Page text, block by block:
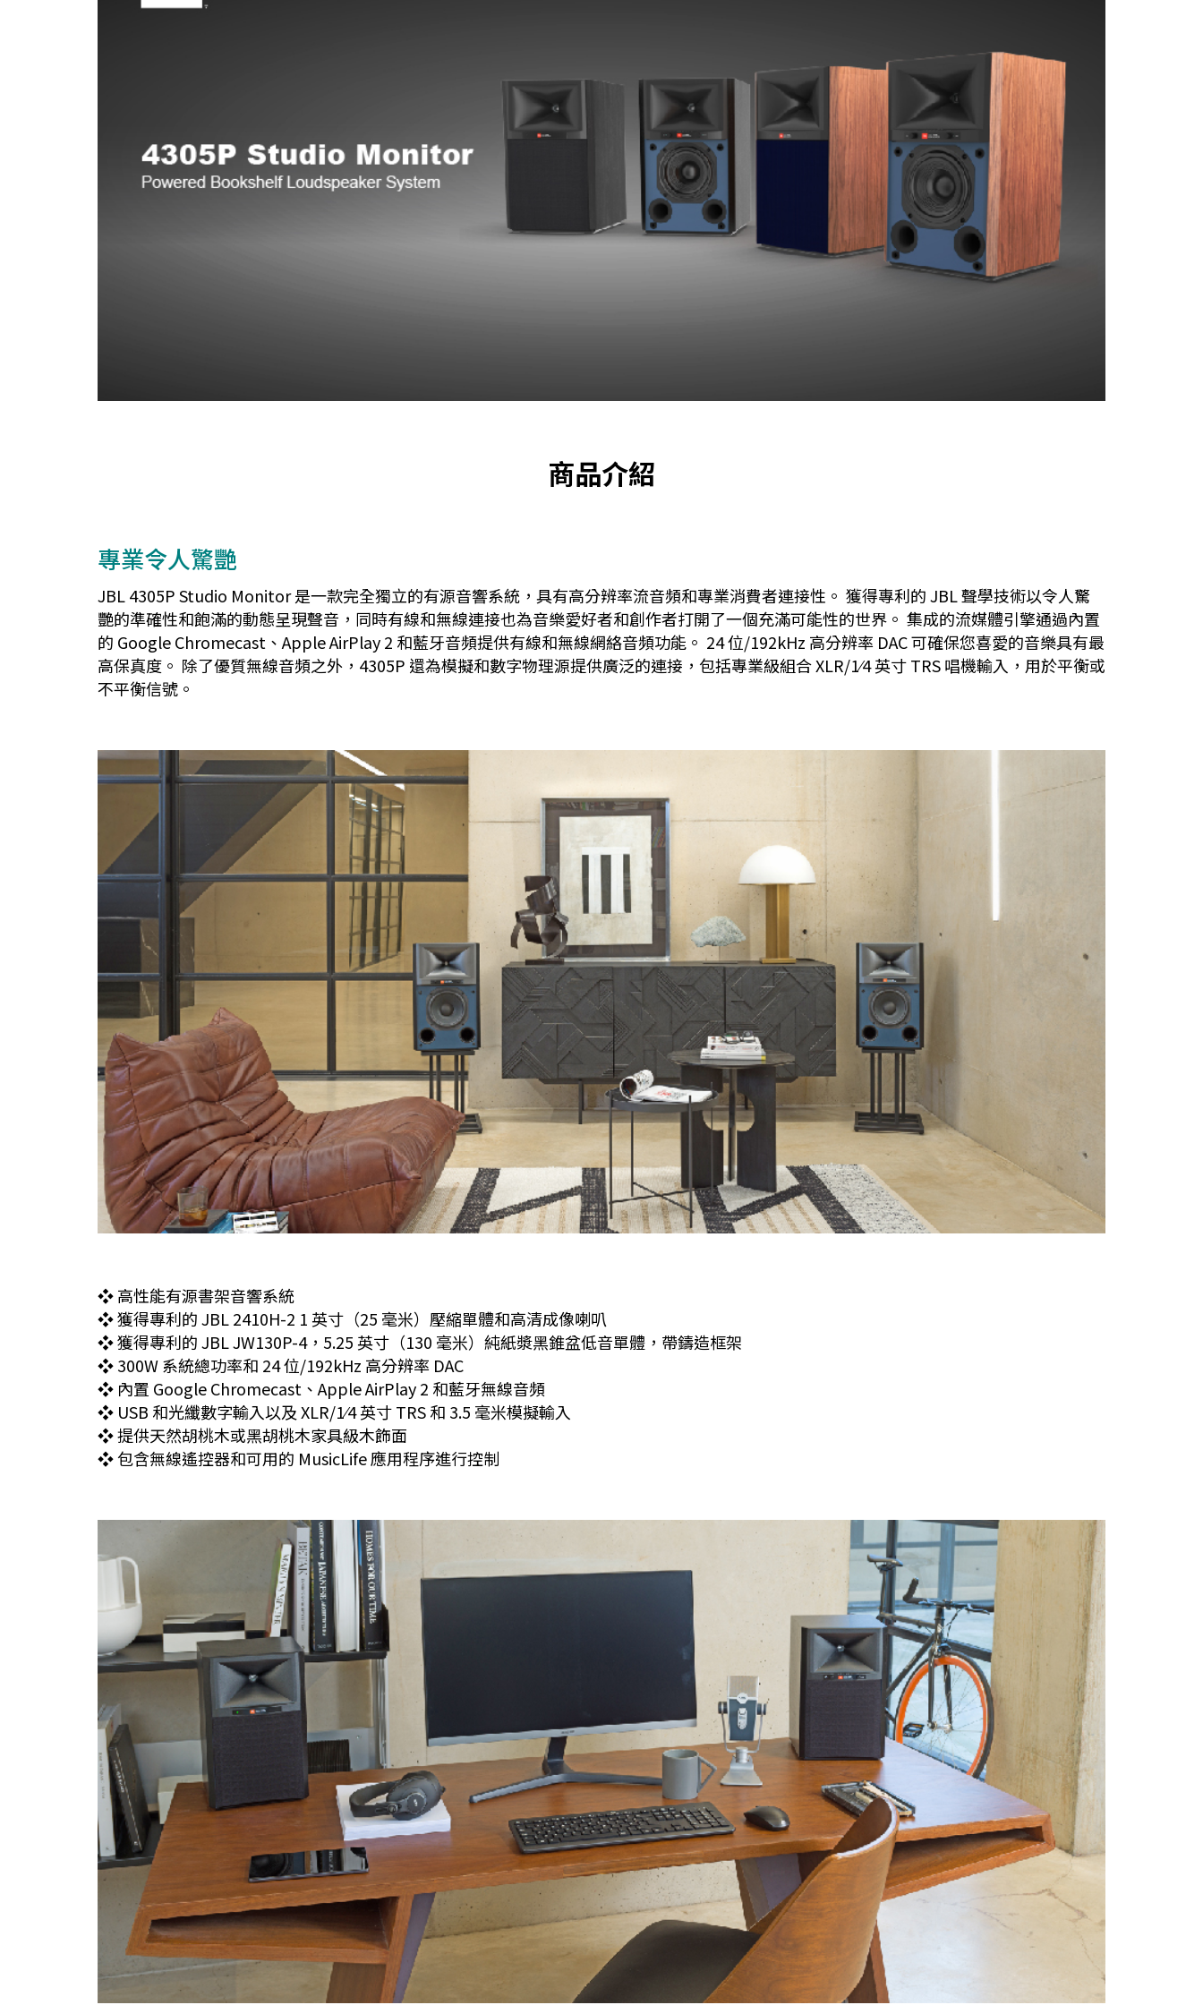
商品介紹
專業令人驚艷
JBL 4305P Studio Monitor 是一款完全獨立的有源音響系統，具有高分辨率流音頻和專業消費者連接性。 獲得專利的 JBL 聲學技術以令人驚
艷的準確性和飽滿的動態呈現聲音，同時有線和無線連接也為音樂愛好者和創作者打開了一個充滿可能性的世界。 集成的流媒體引擎通過內置
的 Google Chromecast、Apple AirPlay 2 和藍牙音頻提供有線和無線網絡音頻功能。 24 位/192kHz 高分辨率 DAC 可確保您喜愛的音樂具有最
高保真度。 除了優質無線音頻之外，4305P 還為模擬和數字物理源提供廣泛的連接，包括專業級組合 XLR/1⁄4 英寸 TRS 唱機輸入，用於平衡或
不平衡信號。
❖ 高性能有源書架音響系統
❖ 獲得專利的 JBL 2410H-2 1 英寸（25 毫米）壓縮單體和高清成像喇叭
❖ 獲得專利的 JBL JW130P-4，5.25 英寸（130 毫米）純紙漿黑錐盆低音單體，帶鑄造框架
❖ 300W 系統總功率和 24 位/192kHz 高分辨率 DAC
❖ 內置 Google Chromecast、Apple AirPlay 2 和藍牙無線音頻
❖ USB 和光纖數字輸入以及 XLR/1⁄4 英寸 TRS 和 3.5 毫米模擬輸入
❖ 提供天然胡桃木或黑胡桃木家具級木飾面
❖ 包含無線遙控器和可用的 MusicLife 應用程序進行控制